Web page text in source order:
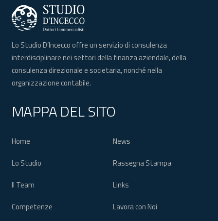
Lo Studio D’Incecco offre un servizio di consulenza
interdisciplinare nei settori della finanza aziendale, della
consulenza direzionale e societaria, nonché nella
organizzazione contabile.
MAPPA DEL SITO
Home
Lo Studio
Il Team
Competenze
News
Rassegna Stampa
Links
Lavora con Noi